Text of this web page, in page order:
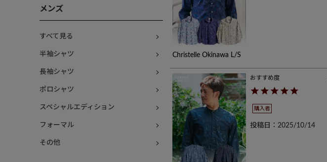
メンズ
すべて見る
半袖シャツ
長袖シャツ
ポロシャツ
スペシャルエディション
フォーマル
その他
Christelle Okinawa L/S
購入者
投稿日 2025/10/14